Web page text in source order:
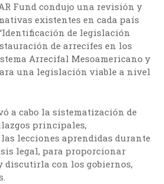
Fund condujo una revisión y
existentes en cada país
de legislación
de arrecifes en los
Arrecifal Mesoamericano y
una legislación viable a nivel
a cabo la sistematización de
principales,
lecciones aprendidas durante
legal, para proporcionar
discutirla con los gobiernos,